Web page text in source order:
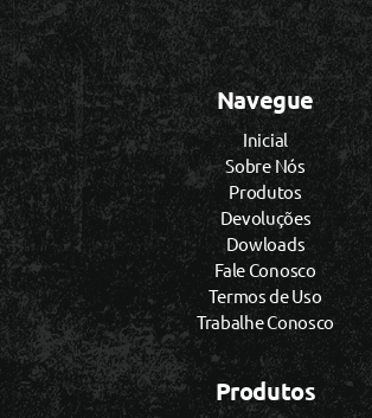
Navegue
Inicial
Sobre Nós
Produtos
Devoluções
Dowloads
Fale Conosco
Termos de Uso
Trabalhe Conosco
Produtos